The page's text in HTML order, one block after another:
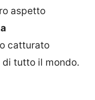
aspetto
catturato
di tutto il mondo.